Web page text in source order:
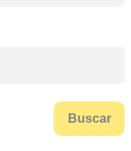
Buscar